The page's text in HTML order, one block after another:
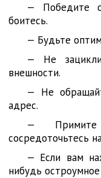
— Победите
боитесь.
— Будьте
— Не
внешности.
— Не
адрес.
— Примите
сосредоточьтесь
— Если вам
нибудь